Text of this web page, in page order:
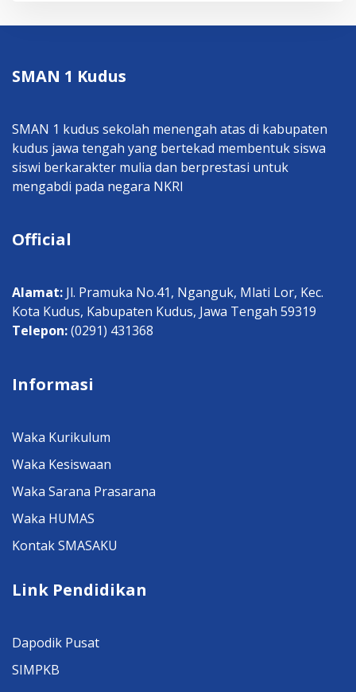
SMAN 1 Kudus
SMAN 1 kudus sekolah menengah atas di kabupaten
kudus jawa tengah yang bertekad membentuk siswa
siswi berkarakter mulia dan berprestasi untuk
mengabdi pada negara NKRI
Official
Alamat: Jl. Pramuka No.41, Nganguk, Mlati Lor, Kec.
Kota Kudus, Kabupaten Kudus, Jawa Tengah 59319
Telepon:(0291) 431368
Informasi
Waka Kurikulum
Waka Kesiswaan
Waka Sarana Prasarana
Waka HUMAS
Kontak SMASAKU
Link Pendidikan
Dapodik Pusat
SIMPKB